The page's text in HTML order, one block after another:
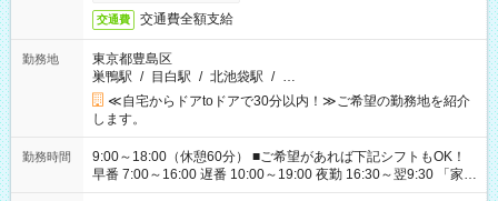
交通費 交通費全額支給
勤務地
東京都豊島区
巣鴨駅 / 目白駅 / 北池袋駅 / …
≪自宅からドアtoドアで30分以内！≫ご希望の勤務地を紹介
します。
勤務時間
9:00～18:00（休憩60分） ■ご希望があれば下記シフトもOK！
早番 7:00～16:00 遅番 10:00～19:00 夜勤 16:30～翌9:30 「家族
と休みを合わせたい」 「余裕を持って夕飯の準備がしたい」